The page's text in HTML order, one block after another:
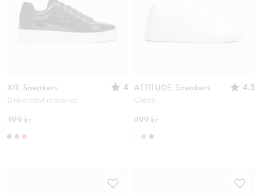
XIT, Sneakers
4
Dekorativt material
499 kr
ATTITUDE, Sneakers
4.5
Clean
499 kr